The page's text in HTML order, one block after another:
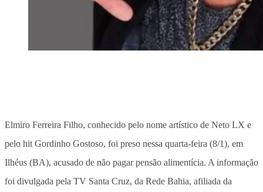
Elmiro Ferreira Filho, conhecido pelo nome artístico de Neto LX e
pelo hit Gordinho Gostoso, foi preso nessa quarta-feira (8/1), em
Ilhéus (BA), acusado de não pagar pensão alimentícia. A informação
foi divulgada pela TV Santa Cruz, da Rede Bahia, afiliada da